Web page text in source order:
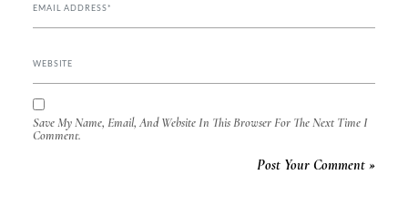
Save My Name, Email, And Website In This Browser For The Next Time I
Comment.